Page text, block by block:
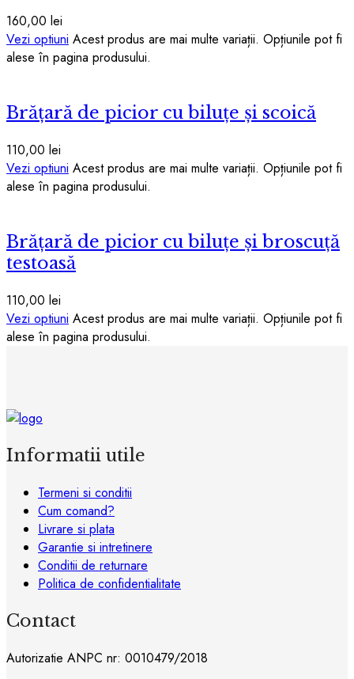
160,00 lei
Vezi optiuni Acest produs are mai multe variații. Opțiunile pot fi
alese în pagina produsului.
Brățară de picior cu biluțe și scoică
110,00 lei
Vezi optiuni Acest produs are mai multe variații. Opțiunile pot fi
alese în pagina produsului.
Brățară de picior cu biluțe și broscuță
testoasă
110,00 lei
Vezi optiuni Acest produs are mai multe variații. Opțiunile pot fi
alese în pagina produsului.
Informatii utile
Termeni si conditii
Cum comand?
Livrare si plata
Garantie si intretinere
Conditii de returnare
Politica de confidentialitate
Contact
Autorizatie ANPC nr: 0010479/2018